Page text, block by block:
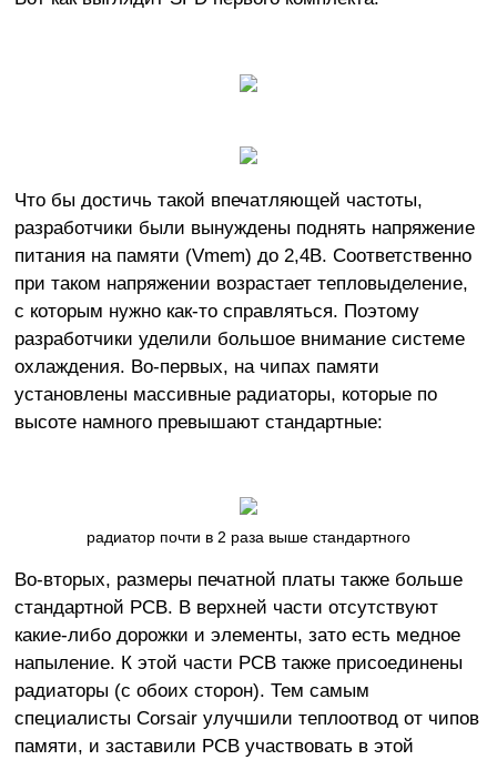
Что бы достичь такой впечатляющей частоты,
разработчики были вынуждены поднять напряжение
питания на памяти (Vmem) до 2,4В. Соответственно
при таком напряжении возрастает тепловыделение,
с которым нужно как-то справляться. Поэтому
разработчики уделили большое внимание системе
охлаждения. Во-первых, на чипах памяти
установлены массивные радиаторы, которые по
высоте намного превышают стандартные:
радиатор почти в 2 раза выше стандартного
Во-вторых, размеры печатной платы также больше
стандартной PCB. В верхней части отсутствуют
какие-либо дорожки и элементы, зато есть медное
напыление. К этой части PCB также присоединены
радиаторы (с обоих сторон). Тем самым
специалисты Corsair улучшили теплоотвод от чипов
памяти, и заставили PCB участвовать в этой